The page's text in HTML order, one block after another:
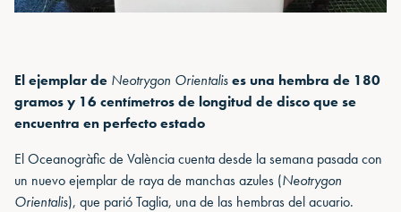
El ejemplar de Neotrygon Orientalises una hembra de 180
gramos y 16 centímetros de longitud de disco que se
encuentra en perfecto estado
El Oceanogràfic de València cuenta desde la semana pasada con
un nuevo ejemplar de raya de manchas azules (Neotrygon
Orientalis), que parió Taglia, una de las hembras del acuario.